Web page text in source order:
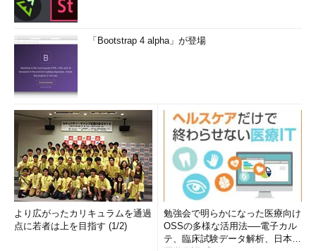
「Bootstrap 4 alpha」が登場
より広がったカリキュラムを通過
点に若者は上を目指す (1/2)
勉強会で明らかになった医療向け
OSSの多様な活用法──電子カル
テ、臨床試験データ解析、日本語